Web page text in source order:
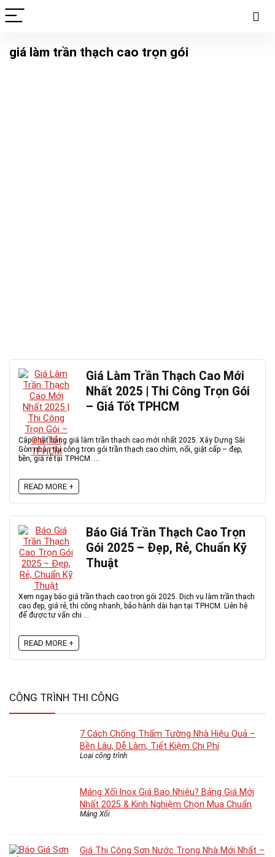
giá làm trần thạch cao trọn gói
Giá Làm Trần Thạch Cao Mới
Nhất 2025 | Thi Công Trọn Gói
– Giá Tốt TPHCM
Cập nhật bảng giá làm trần thạch cao mới nhất 2025. Xây Dựng Sài
Gòn nhận thi công trọn gói trần thạch cao chìm, nổi, giật cấp – đẹp,
bền, giá rẻ tại TPHCM. ...
READ MORE +
Báo Giá Trần Thạch Cao Trọn
Gói 2025 – Đẹp, Rẻ, Chuẩn Kỹ
Thuật
Xem ngay báo giá trần thạch cao trọn gói 2025. Dịch vụ làm trần thạch
cao đẹp, giá rẻ, thi công nhanh, bảo hành dài hạn tại TPHCM. Liên hệ
để được tư vấn chi ...
READ MORE +
CÔNG TRÌNH THI CÔNG
7 Cách Chống Thấm Tường Nhà Hiệu Quả –
Bền Lâu, Dễ Làm, Tiết Kiệm Chi Phí
Loại công trình
Máng Xối Inox Giá Bao Nhiêu? Bảng Giá Mới
Nhất 2025 & Kinh Nghiệm Chọn Mua Chuẩn
Máng Xối
Giá Thi Công Sơn Nước Trong Nhà Mới Nhất –